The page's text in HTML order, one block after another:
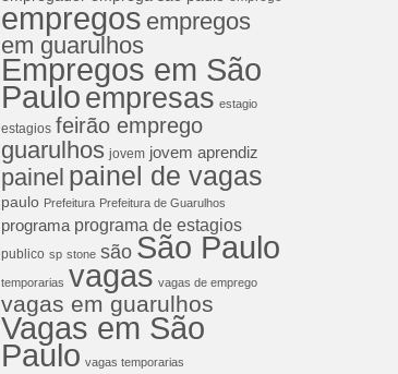
empregos empregos
em guarulhos
Empregos em São
Pauloempresas estagio
estagios feirão emprego
guarulhos jovem jovem aprendiz
painel painel de vagas
paulo Prefeitura Prefeitura de Guarulhos
programa programa de estagios
publico sp stone são São Paulo
temporarias vagas vagas de emprego
vagas em guarulhos
Vagas em São
Paulo vagas temporarias